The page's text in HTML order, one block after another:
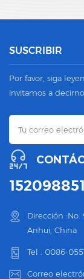
SUSCRIBIR
Por favor, siga
invitamos a
Dirección :No.
Anhui, China
Tel : 0086-
Correo